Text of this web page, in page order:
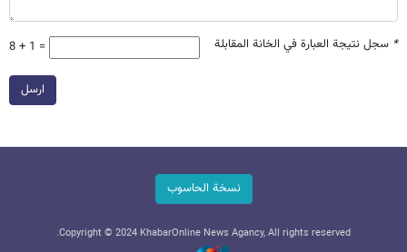
* سجل نتيجة العبارة في الخانة المقابلة 8 + 1 =
ارسل
نسخة الحاسوب
Copyright © 2024 KhabarOnline News Agancy, All rights reserved.